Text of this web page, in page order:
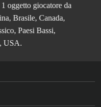
oggetto giocatore da
Brasile, Canada,
Paesi Bassi,
USA.